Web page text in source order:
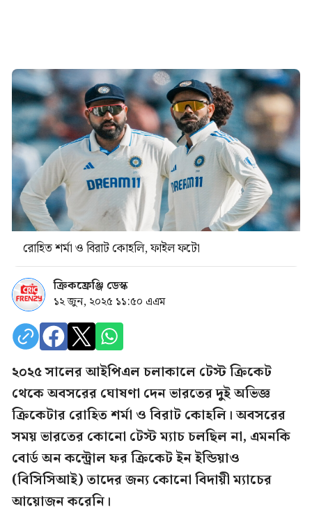
রোহিত শর্মা ও বিরাট কোহলি, ফাইল ফটো
ক্রিকফ্রেঞ্জি ডেস্ক
১২ জুন, ২০২৫ ১১:৫০ এএম
২০২৫ সালের আইপিএল চলাকালে টেস্ট ক্রিকেট
থেকে অবসরের ঘোষণা দেন ভারতের দুই অভিজ্ঞ
ক্রিকেটার রোহিত শর্মা ও বিরাট কোহলি। অবসরের
সময় ভারতের কোনো টেস্ট ম্যাচ চলছিল না, এমনকি
বোর্ড অন কন্ট্রোল ফর ক্রিকেট ইন ইন্ডিয়াও
(বিসিসিআই) তাদের জন্য কোনো বিদায়ী ম্যাচের
আয়োজন করেনি।